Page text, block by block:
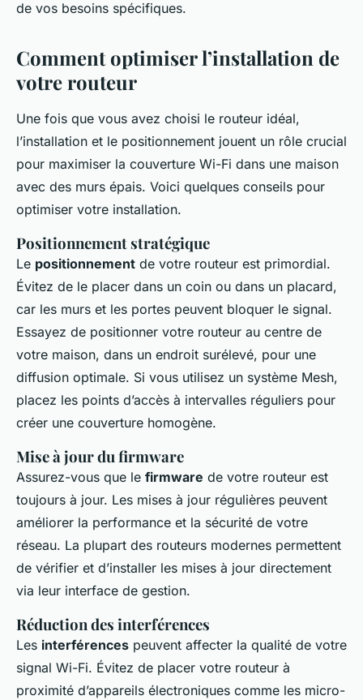
de vos besoins spécifiques.
Comment optimiser l’installation de
votre routeur
Une fois que vous avez choisi le routeur idéal,
l’installation et le positionnement jouent un rôle crucial
pour maximiser la couverture Wi-Fi dans une maison
avec des murs épais. Voici quelques conseils pour
optimiser votre installation.
Positionnement stratégique
Le positionnement de votre routeur est primordial.
Évitez de le placer dans un coin ou dans un placard,
car les murs et les portes peuvent bloquer le signal.
Essayez de positionner votre routeur au centre de
votre maison, dans un endroit surélevé, pour une
diffusion optimale. Si vous utilisez un système Mesh,
placez les points d’accès à intervalles réguliers pour
créer une couverture homogène.
Mise à jour du firmware
Assurez-vous que le firmware de votre routeur est
toujours à jour. Les mises à jour régulières peuvent
améliorer la performance et la sécurité de votre
réseau. La plupart des routeurs modernes permettent
de vérifier et d’installer les mises à jour directement
via leur interface de gestion.
Réduction des interférences
Les interférences peuvent affecter la qualité de votre
signal Wi-Fi. Évitez de placer votre routeur à
proximité d’appareils électroniques comme les micro-